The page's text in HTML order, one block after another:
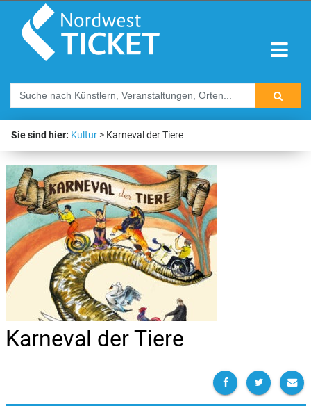
Sie sind hier: Kultur Karneval der Tiere
Karneval der Tiere